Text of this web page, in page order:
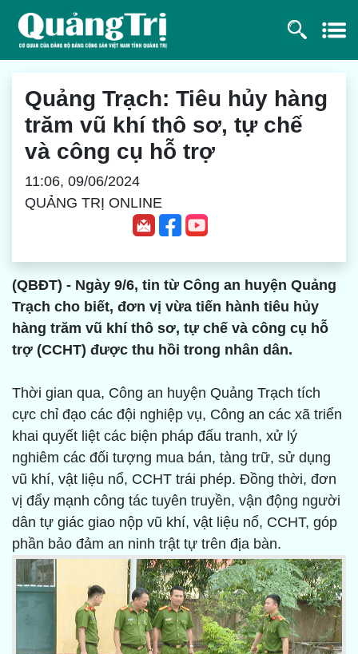
Quảng Trạch: Tiêu hủy hàng
trăm vũ khí thô sơ, tự chế
và công cụ hỗ trợ
11:06, 09/06/2024
QUẢNG TRỊ ONLINE
(QBĐT) - Ngày 9/6, tin từ Công an huyện Quảng
Trạch cho biết, đơn vị vừa tiến hành tiêu hủy
hàng trăm vũ khí thô sơ, tự chế và công cụ hỗ
trợ (CCHT) được thu hồi trong nhân dân.
Thời gian qua, Công an huyện Quảng Trạch tích
cực chỉ đạo các đội nghiệp vụ, Công an các xã triển
khai quyết liệt các biện pháp đấu tranh, xử lý
nghiêm các đối tượng mua bán, tàng trữ, sử dụng
vũ khí, vật liệu nổ, CCHT trái phép. Đồng thời, đơn
vị đẩy mạnh công tác tuyên truyền, vận động người
dân tự giác giao nộp vũ khí, vật liệu nổ, CCHT, góp
phần bảo đảm an ninh trật tự trên địa bàn.